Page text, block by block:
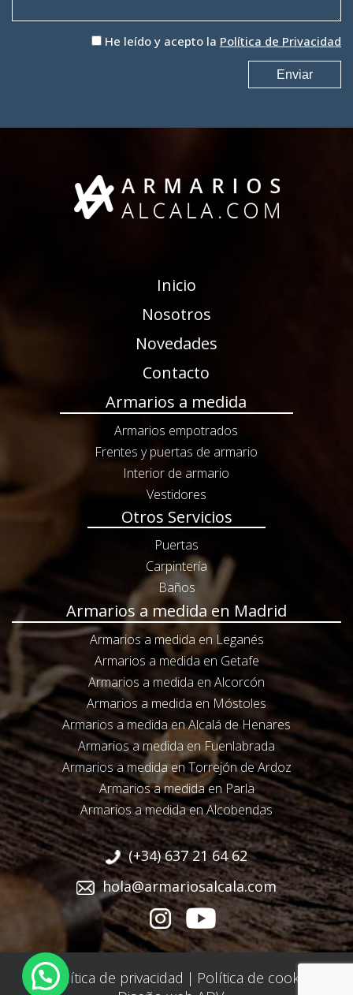
He leído y acepto la Política de Privacidad
Inicio
Nosotros
Novedades
Contacto
Armarios a medida
Armarios empotrados
Frentes y puertas de armario
Interior de armario
Vestidores
Otros Servicios
Puertas
Carpintería
Baños
Armarios a medida en Madrid
Armarios a medida en Leganés
Armarios a medida en Getafe
Armarios a medida en Alcorcón
Armarios a medida en Móstoles
Armarios a medida en Alcalá de Henares
Armarios a medida en Fuenlabrada
Armarios a medida en Torrejón de Ardoz
Armarios a medida en Parla
Armarios a medida en Alcobendas
(+34) 637 21 64 62
hola@armariosalcala.com
Política de privacidad | Política de cookies